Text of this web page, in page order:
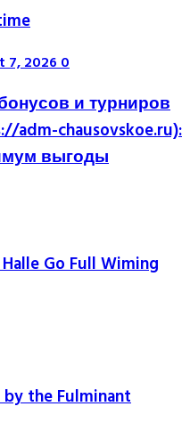
7, 20260
и турниров
chausovskoe.ru):
выгоды
Go Full Wiming
the Fulminant